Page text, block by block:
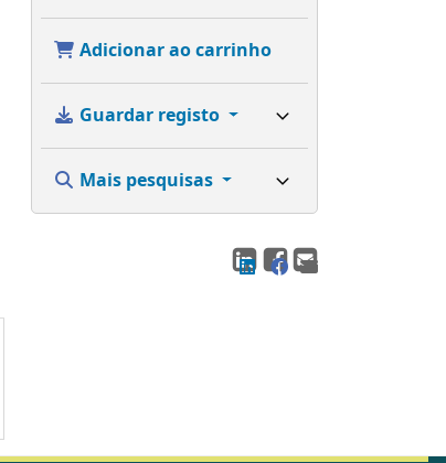
Adicionar ao carrinho
Guardar registo
Mais pesquisas